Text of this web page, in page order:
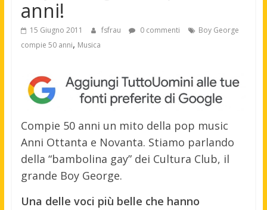
anni!
15 Giugno 2011 fsfrau 0 commenti
Boy George
compie 50 anni, Musica
Compie 50 anni un mito della pop music
Anni Ottanta e Novanta. Stiamo parlando
della “bambolina gay” dei Cultura Club, il
grande Boy George.
Una delle voci più belle che hanno